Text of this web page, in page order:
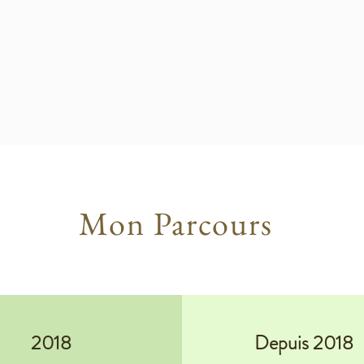
Depuis 2018
2018
Mon Parcours